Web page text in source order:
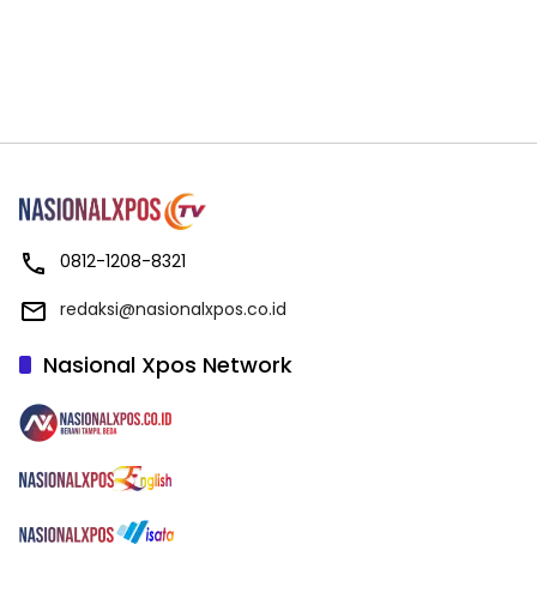
0812-1208-8321
redaksi@nasionalxpos.co.id
Nasional Xpos Network